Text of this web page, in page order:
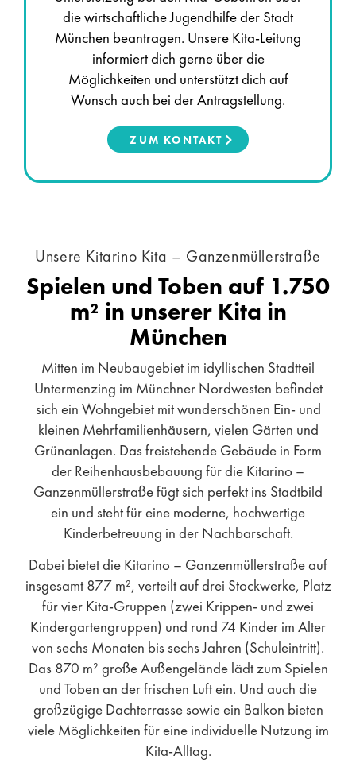
die wirtschaftliche Jugendhilfe der Stadt
München beantragen. Unsere Kita-Leitung
informiert dich gerne über die
Möglichkeiten und unterstützt dich auf
Wunsch auch bei der Antragstellung.
ZUM KONTAKT
Unsere Kitarino Kita – Ganzenmüllerstraße
Spielen und Toben auf 1.750
m² in unserer Kita in
München
Mitten im Neubaugebiet im idyllischen Stadtteil
Untermenzing im Münchner Nordwesten befindet
sich ein Wohngebiet mit wunderschönen Ein- und
kleinen Mehrfamilienhäusern, vielen Gärten und
Grünanlagen. Das freistehende Gebäude in Form
der Reihenhausbebauung für die Kitarino –
Ganzenmüllerstraße fügt sich perfekt ins Stadtbild
ein und steht für eine moderne, hochwertige
Kinderbetreuung in der Nachbarschaft.
Dabei bietet die Kitarino – Ganzenmüllerstraße auf
insgesamt 877 m², verteilt auf drei Stockwerke, Platz
für vier Kita-Gruppen (zwei Krippen- und zwei
Kindergartengruppen) und rund 74 Kinder im Alter
von sechs Monaten bis sechs Jahren (Schuleintritt).
Das 870 m² große Außengelände lädt zum Spielen
und Toben an der frischen Luft ein. Und auch die
großzügige Dachterrasse sowie ein Balkon bieten
viele Möglichkeiten für eine individuelle Nutzung im
Kita-Alltag.